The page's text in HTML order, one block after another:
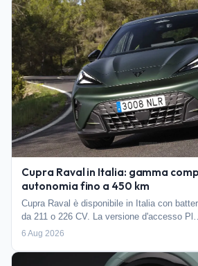
Cupra Raval in Italia: gamma
autonomia fino a 450 km
Cupra Raval è disponibile in Italia con
da 211 o 226 CV. La versione d'accesso
6 Aug 2026